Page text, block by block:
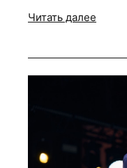
Читать далее